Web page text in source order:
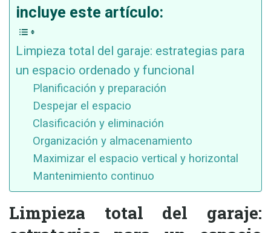
incluye este artículo:
Limpieza total del garaje: estrategias para
un espacio ordenado y funcional
Planificación y preparación
Despejar el espacio
Clasificación y eliminación
Organización y almacenamiento
Maximizar el espacio vertical y horizontal
Mantenimiento continuo
Limpieza total del garaje: